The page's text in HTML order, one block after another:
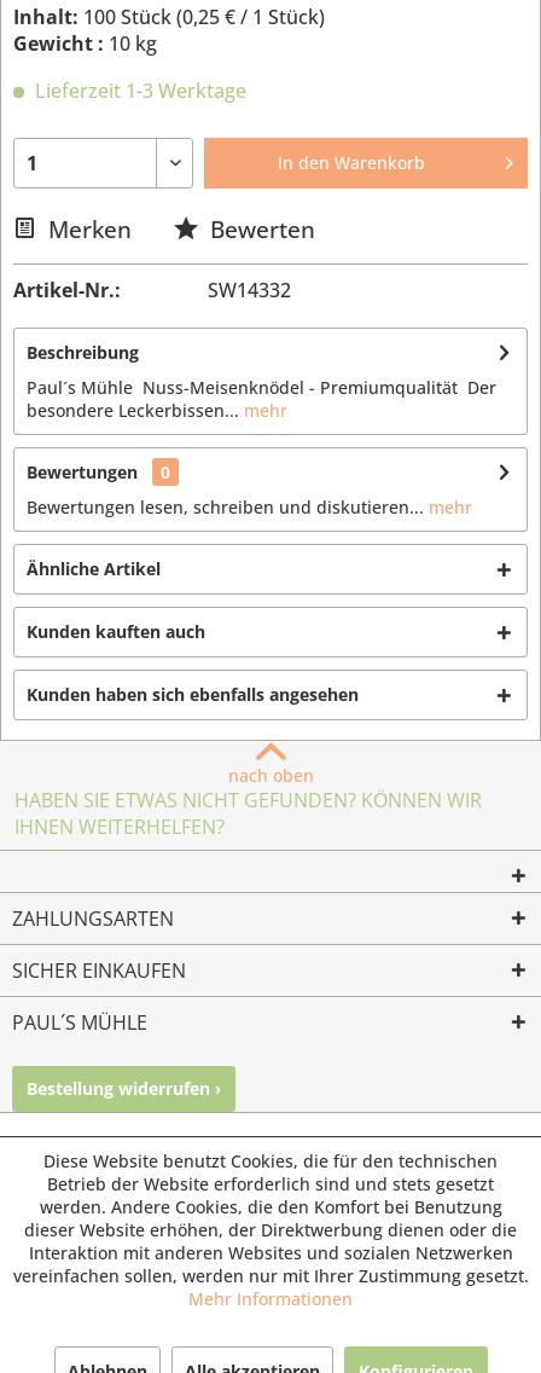
Inhalt: 100 Stück (0,25 €/ 1 Stück)
Gewicht : 10 kg
Lieferzeit 1-3 Werktage
In den Warenkorb
Merken Bewerten
Artikel-Nr.: SW14332
Beschreibung
Paul´s Mühle Nuss-Meisenknödel - Premiumqualität Der
besondere Leckerbissen... mehr
Bewertungen
0
Bewertungen lesen, schreiben und diskutieren... mehr
Ähnliche Artikel
Kunden kauften auch
Kunden haben sich ebenfalls angesehen
nach oben
HABEN SIE ETWAS NICHT GEFUNDEN? KÖNNEN WIR
IHNEN WEITERHELFEN?
ZAHLUNGSARTEN
SICHER EINKAUFEN
PAUL´S MÜHLE
Bestellung widerrufen ›
© Paul's Mühle | Inhaber: Christof Paul e.K. | Westring 2 |
45659 Recklinghausen
Fax: 02361 -28831 | E-Mail: info@pauls-muehle.de
Diese Website benutzt Cookies, die für den technischen
Betrieb der Website erforderlich sind und stets gesetzt
werden. Andere Cookies, die den Komfort bei Benutzung
dieser Website erhöhen, der Direktwerbung dienen oder die
Interaktion mit anderen Websites und sozialen Netzwerken
vereinfachen sollen, werden nur mit Ihrer Zustimmung gesetzt.
Mehr Informationen